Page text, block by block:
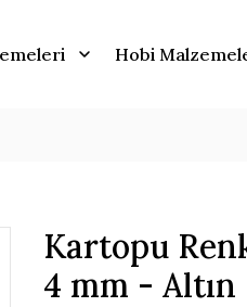
Hobi
Kartopu
4 mm - Altın